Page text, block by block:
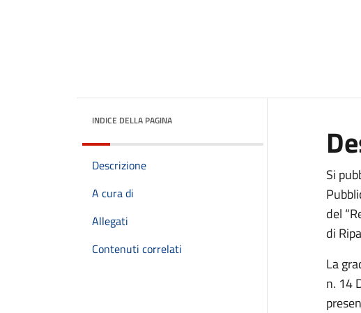
INDICE DELLA PAGINA
Descrizione
A cura di
Allegati
Contenuti correlati
Si
del
di
La
n. 14